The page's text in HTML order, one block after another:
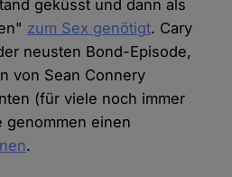
geküsst und dann als
zum Sex genötigt. Cary
neusten Bond-Episode,
von Sean Connery
(für viele noch immer
genommen einen
.